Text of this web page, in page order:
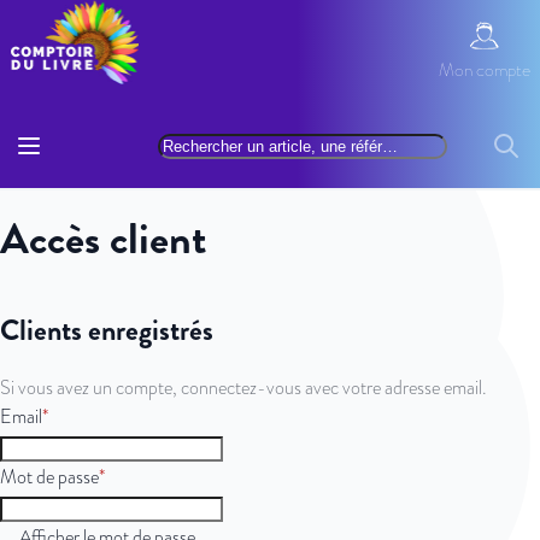
Allez au contenu
Rechercher
Mon
Mon compte
Accès client
Clients enregistrés
Si vous avez un compte, connectez-vous avec votre adresse email.
Email
Mot de passe